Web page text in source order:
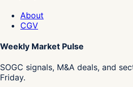
About
CGV
Weekly Market Pulse
SOGC signals, M&A deals, and
Friday.